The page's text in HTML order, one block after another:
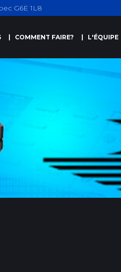
G6E 1L8
COMMENT FAIRE? L'ÉQUIPE